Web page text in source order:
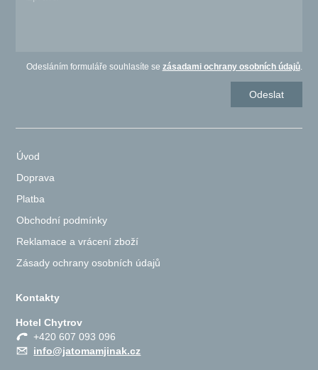
Odesláním formuláře souhlasíte se zásadami ochrany osobních údajů.
Úvod
Doprava
Platba
Obchodní podmínky
Reklamace a vrácení zboží
Zásady ochrany osobních údajů
Kontakty
Hotel Chytrov
+420 607 093 096
info@jatomamjinak.cz